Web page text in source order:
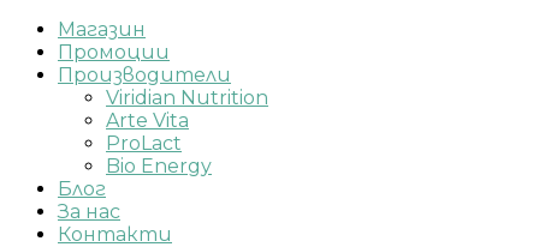
Магазин
Промоции
Производители
Viridian Nutrition
Arte Vita
ProLact
Bio Energy
Блог
За нас
Контакти